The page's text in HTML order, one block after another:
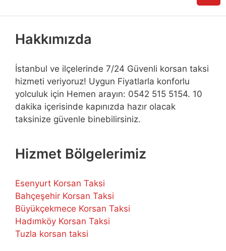
Hakkımızda
İstanbul ve ilçelerinde 7/24 Güvenli korsan taksi
hizmeti veriyoruz! Uygun Fiyatlarla konforlu
yolculuk için Hemen arayın: 0542 515 5154. 10
dakika içerisinde kapınızda hazır olacak
taksinize güvenle binebilirsiniz.
Hizmet Bölgelerimiz
Esenyurt Korsan Taksi
Bahçeşehir Korsan Taksi
Büyükçekmece Korsan Taksi
Hadımköy Korsan Taksi
Tuzla korsan taksi